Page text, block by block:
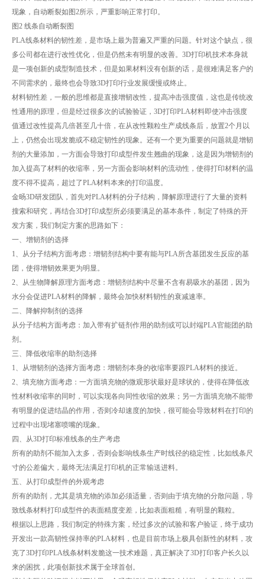
现象，自动断裂如图2所示，严重影响正常打印。
图2 线条自动断裂图
PLA线条材料的韧性差，是市场上最为普遍又严重的问题。针对这个缺点，很
多公司都在进行改性优化，但是仍然未有明显的改善。3D打印机技术本身就
是一项创新的成型制造技术，但是如果材料没有创新的话，是很难满足客户的
不同需求的，最终也会导致3D打印行业发展缓慢或终止。
材料韧性差，一般的思维都是直接增韧改性，提高冲击强度值，这也是传统改
性通用的原理，但是经过很多次的试验验证，3D打印PLA材料即使冲击强度
值通过改性提高几倍甚至几十倍，在从改性颗粒生产成线条后，放置2个月以
上，仍然会出现发脆或不稳定韧性的现象。还有一个更为重要的问题就是增韧
剂的大量添加，一方面会导致打印成型件发生翘曲的现象，这是因为增韧剂的
加入提高了材料的收缩率，另一方面会影响材料的流动性，使得打印材料的温
度不得不提高，超过了PLA材料本来的打印温度。
金旸3D研发团队，首先对PLA材料的分子结构，降解原理进行了大量的资料
搜索和研究，再结合3D打印成型所必须要满足的基本条件，制定了特殊的开
发方案，我们制定方案的思路如下：
一、增韧剂的选择
1、从分子结构方面考虑：增韧剂结构中要有能与PLA所含基团发生反应的基
团，使得增韧效果更为明显。
2、从生物降解原理方面考虑：增韧剂结构中尽量不含有易吸水的基团，因为
水分会促进PLA材料的降解，最终会加快材料韧性的衰减速率。
二、降解抑制剂的选择
从分子结构方面考虑：加入带有扩链剂作用的助剂或可以封端PLA官能团的助
剂。
三、降低收缩率的助剂选择
1、从增韧剂的选择方面考虑：增韧剂本身的收缩率要跟PLA材料的接近。
2、填充物方面考虑：一方面填充物的微观形状最好是球状的，使得在降低改
性材料收缩率的同时，可以实现各向同性收缩的效果；另一方面填充物不能带
有明显的促进结晶的作用，否则冷却速度的加快，很可能会导致材料在打印的
过程中出现堵塞喷嘴的现象。
四、从3D打印标准线条的生产考虑
所有的助剂不能加入太多，否则会影响线条生产时线径的稳定性，比如线条尺
寸的公差偏大，最终无法满足打印机的正常输送进料。
五、从打印成型件的外观考虑
所有的助剂，尤其是填充物的添加必须适量，否则由于填充物的分散问题，导
致线条材料打印成型件的表面精度变差，比如表面粗糙，有明显的颗粒。
根据以上思路，我们制定的特殊方案，经过多次的试验和客户验证，终于成功
开发出一款高韧性保持率的PLA材料，也是目前市场上极具创新性的材料，攻
克了3D打印PLA线条材料发脆这一技术难题，真正解决了3D打印客户长久以
来的困扰，此项创新技术属于全球首创。